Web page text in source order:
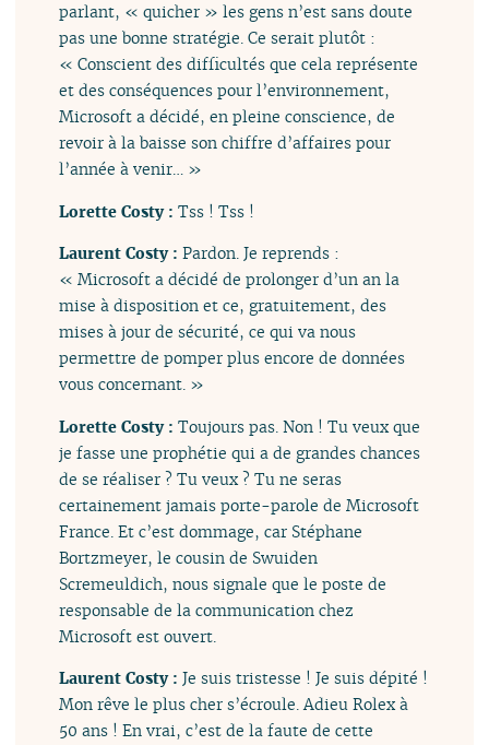
parlant, « quicher » les gens n’est sans doute
pas une bonne stratégie. Ce serait plutôt :
« Conscient des difficultés que cela représente
et des conséquences pour l’environnement,
Microsoft a décidé, en pleine conscience, de
revoir à la baisse son chiffre d’affaires pour
l’année à venir… »
Lorette Costy :Tss ! Tss !
Laurent Costy :Pardon. Je reprends :
« Microsoft a décidé de prolonger d’un an la
mise à disposition et ce, gratuitement, des
mises à jour de sécurité, ce qui va nous
permettre de pomper plus encore de données
vous concernant. »
Lorette Costy :Toujours pas. Non ! Tu veux que
je fasse une prophétie qui a de grandes chances
de se réaliser ? Tu veux ? Tu ne seras
certainement jamais porte-parole de Microsoft
France. Et c’est dommage, car Stéphane
Bortzmeyer, le cousin de Swuiden
Scremeuldich, nous signale que le poste de
responsable de la communication chez
Microsoft est ouvert.
Laurent Costy :Je suis tristesse ! Je suis dépité !
Mon rêve le plus cher s’écroule. Adieu Rolex à
50 ans ! En vrai, c’est de la faute de cette